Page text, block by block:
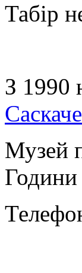
Табір
З 1990
Музей